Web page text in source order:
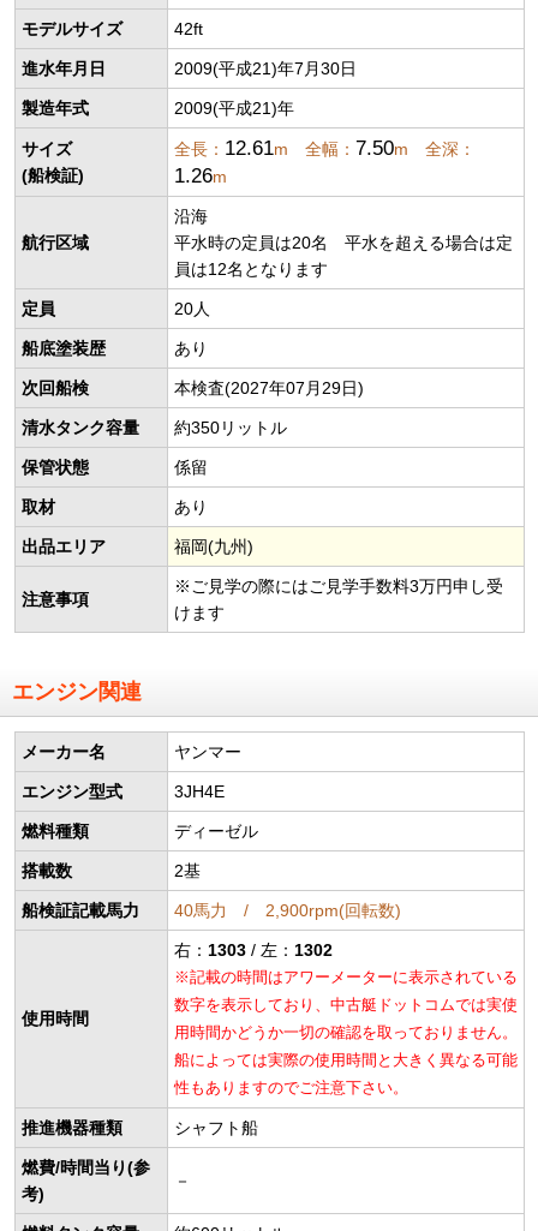
モデルサイズ 42ft
進水年月日 2009(平成21)年7月30日
製造年式 2009(平成21)年
サイズ
(船検証)
全長： 12.61m 全幅： 7.50m 全深：
1.26m
航行区域
沿海
平水時の定員は20名 平水を超える場合は定
員は12名となります
定員 20人
船底塗装歴 あり
次回船検 本検査(2027年07月29日)
清水タンク容量 約350リットル
保管状態 係留
取材 あり
出品エリア 福岡(九州)
注意事項
※ご見学の際にはご見学手数料3万円申し受
けます
エンジン関連
メーカー名 ヤンマー
エンジン型式 3JH4E
燃料種類 ディーゼル
搭載数 2基
船検証記載馬力 40馬力 / 2,900rpm(回転数)
使用時間
右： 1303/ 左： 1302
※記載の時間はアワーメーターに表示されている
数字を表示しており、中古艇ドットコムでは実使
用時間かどうか一切の確認を取っておりません。
船によっては実際の使用時間と大きく異なる可能
性もありますのでご注意下さい。
推進機器種類 シャフト船
燃費/時間当り(参
考)
－